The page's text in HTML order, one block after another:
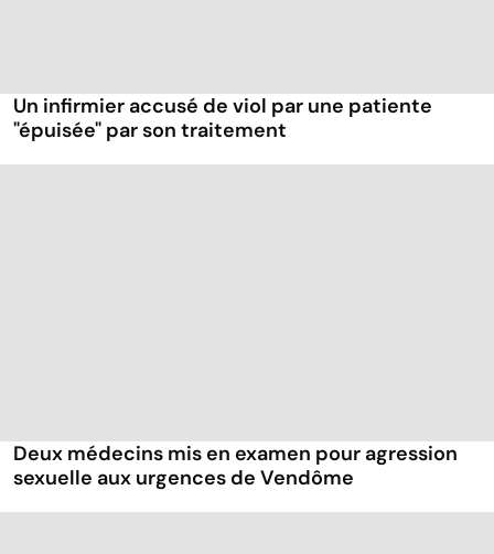
Un infirmier accusé de viol par une patiente
"épuisée" par son traitement
Deux médecins mis en examen pour agression
sexuelle aux urgences de Vendôme